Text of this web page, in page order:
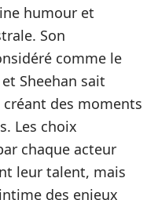
humour et
Son
comme le
Sheehan sait
des moments
Les choix
chaque acteur
leur talent, mais
des enjeux